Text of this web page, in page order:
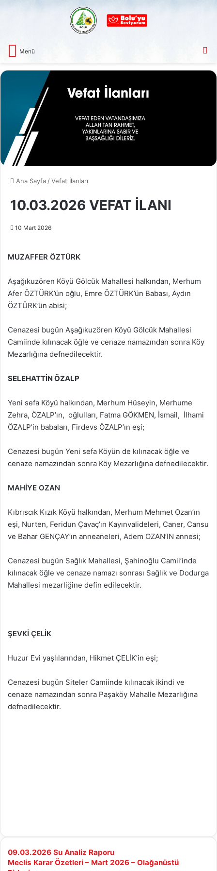
Menü
Ana Sayfa /Vefat İlanları
10.03.2026 VEFAT İLANI
10 Mart 2026
MUZAFFER ÖZTÜRK
Aşağıkuzören Köyü Gölcük Mahallesi halkından, Merhum
Afer ÖZTÜRK’ün oğlu, Emre ÖZTÜRK’ün Babası, Aydın
ÖZTÜRK’ün abisi;
Cenazesi bugün Aşağıkuzören Köyü Gölcük Mahallesi
Camiinde kılınacak öğle ve cenaze namazından sonra Köy
Mezarlığına defnedilecektir.
SELEHATTİN ÖZALP
Yeni sefa Köyü halkından, Merhum Hüseyin, Merhume
Zehra, ÖZALP’ın, oğlulları, Fatma GÖKMEN, İsmail, İlhami
ÖZALP’in babaları, Firdevs ÖZALP’ın eşi;
Cenazesi bugün Yeni sefa Köyün de kılınacak öğle ve
cenaze namazından sonra Köy Mezarlığına defnedilecektir.
MAHİYE OZAN
Kıbrıscık Kızık Köyü halkından, Merhum Mehmet Ozan’ın
eşi, Nurten, Feridun Çavaç’ın Kayınvalideleri, Caner, Cansu
ve Bahar GENÇAY’ın anneaneleri, Adem OZAN’IN annesi;
Cenazesi bugün Sağlık Mahallesi, Şahinoğlu Camii’inde
kılınacak öğle ve cenaze namazı sonrası Sağlık ve Dodurga
Mahallesi mezarliğine defin edilecektir.
ŞEVKİ ÇELİK
Huzur Evi yaşlılarından, Hikmet ÇELİK’in eşi;
Cenazesi bugün Siteler Camiinde kılınacak ikindi ve
cenaze namazından sonra Paşaköy Mahalle Mezarlığına
defnedilecektir.
09.03.2026
Su
09.03.2026 Su Analiz Raporu
Meclis
Meclis Karar Özetleri – Mart 2026 – Olağanüstü